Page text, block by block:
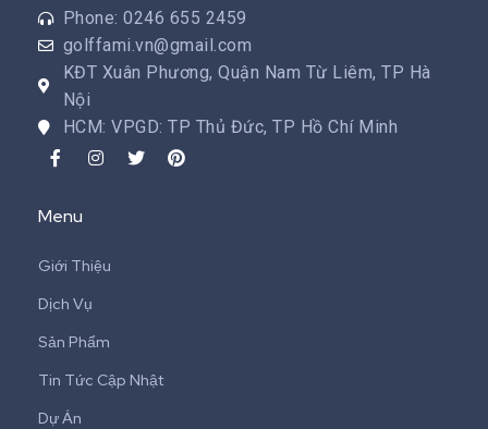
Phone: 0246 655 2459
golffami.vn@gmail.com
KĐT Xuân Phương, Quận Nam Từ Liêm, TP Hà
Nội
HCM: VPGD: TP Thủ Đức, TP Hồ Chí Minh
Menu
Giới Thiệu
Dịch Vụ
Sản Phẩm
Tin Tức Cập Nhật
Dự Án